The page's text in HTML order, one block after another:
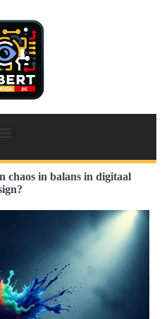
chaos in balans in digitaal